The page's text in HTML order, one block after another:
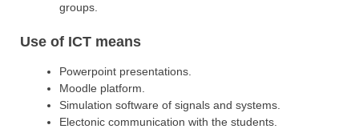
groups.
Use of ICT means
Powerpoint presentations.
Moodle platform.
Simulation software of signals and systems.
Electonic communication with the students.